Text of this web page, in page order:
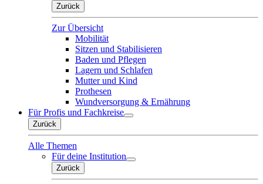
Zurück
Zur Übersicht
Mobilität
Sitzen und Stabilisieren
Baden und Pflegen
Lagern und Schlafen
Mutter und Kind
Prothesen
Wundversorgung & Ernährung
Für Profis und Fachkreise
Zurück
Alle Themen
Für deine Institution
Zurück